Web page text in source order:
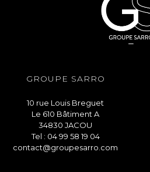
GROUPE SARRO
10 rue Louis Breguet
Le 610 Bâtiment A
34830 JACOU
Tel : 04 99 58 19 04
contact@groupesarro.com